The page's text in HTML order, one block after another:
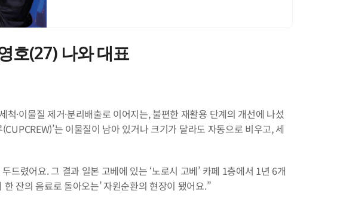
호(27) 나와 대표
·이물질 제거·분리배출로 이어지는, 불편한 재활용 단계의 개선에 나섰
는 이물질이 남아 있거나 크기가 달라도 자동으로 비우고, 세
렸어요. 그 결과 일본 고베에 있는 ‘노로시 고베’ 카페 1층에서 1년 6개
잔의 음료로 돌아오는’ 자원순환의 현장이 됐어요.”